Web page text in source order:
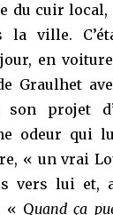
du cuir local,
la ville.
en
Graulhet
projet
odeur qui
« un vrai
vers lui et,
« Quand ça